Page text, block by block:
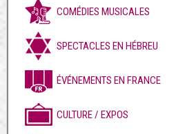
COMÉDIES MUSICALES
SPECTACLES EN HÉBREU
ÉVÉNEMENTS EN FRANCE
CULTURE / EXPOS